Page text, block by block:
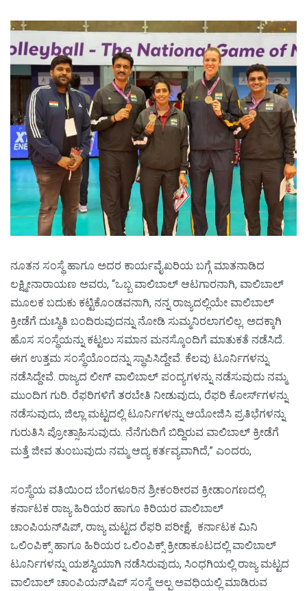
ನೂತನ ಸಂಸ್ಥೆ ಹಾಗೂ ಅದರ ಕಾರ್ಯವೈಖರಿಯ ಬಗ್ಗೆ ಮಾತನಾಡಿದ
ಲಕ್ಷ್ಮೀನಾರಾಯಣ ಅವರು, “ಒಬ್ಬ ವಾಲಿಬಾಲ್‌ ಆಟಗಾರನಾಗಿ, ವಾಲಿಬಾಲ್‌
ಮೂಲಕ ಬದುಕು ಕಟ್ಟಿಕೊಂಡವನಾಗಿ, ನನ್ನ ರಾಜ್ಯದಲ್ಲಿಯೇ ವಾಲಿಬಾಲ್‌
ಕ್ರೀಡೆಗೆ ದುಃಸ್ಥಿತಿ ಬಂದಿರುವುದನ್ನು ನೋಡಿ ಸುಮ್ಮನಿರಲಾಗಲಿಲ್ಲ. ಅದಕ್ಕಾಗಿ
ಹೊಸ ಸಂಸ್ಥೆಯನ್ನು ಕಟ್ಟಲು ಸಮಾನ ಮನಸ್ಕೊಂದಿಗೆ ಮಾತುಕತೆ ನಡೆಸಿದೆ.
ಈಗ ಉತ್ತಮ ಸಂಸ್ಥೆಯೊಂದನ್ನು ಸ್ಥಾಪಿಸಿದ್ದೇವೆ. ಕೆಲವು ಟೂರ್ನಿಗಳನ್ನು
ನಡೆಸಿದ್ದೇವೆ. ರಾಜ್ಯದ ಲೀಗ್‌ ವಾಲಿಬಾಲ್‌ ಪಂದ್ಯಗಳನ್ನು ನಡೆಸುವುದು ನಮ್ಮ
ಮುಂದಿಗ ಗುರಿ. ರೆಫರಿಗಳಿಗೆ ತರಬೇತಿ ನೀಡುವುದು, ರೆಫರಿ ಕೋರ್ಸ್‌ಗಳನ್ನು
ನಡೆಸುವುದು, ಜಿಲ್ಲಾ ಮಟ್ಟದಲ್ಲಿ ಟೂರ್ನಿಗಳನ್ನು ಆಯೋಜಿಸಿ ಪ್ರತಿಭೆಗಳನ್ನು
ಗುರುತಿಸಿ ಪ್ರೋತ್ಸಾಹಿಸುವುದು. ನೆನೆಗುದಿಗೆ ಬಿದ್ದಿರುವ ವಾಲಿಬಾಲ್‌ ಕ್ರೀಡೆಗೆ
ಮತ್ತೆ ಜೀವ ತುಂಬುವುದು ನಮ್ಮ ಆದ್ಯ ಕರ್ತವ್ಯವಾಗಿದೆ,” ಎಂದರು,
ಸಂಸ್ಥೆಯ ವತಿಯಿಂದ ಬೆಂಗಳೂರಿನ ಶ್ರೀಕಂಠೀರವ ಕ್ರೀಡಾಂಗಣದಲ್ಲಿ
ಕರ್ನಾಟಕ ರಾಜ್ಯ ಹಿರಿಯರ ಹಾಗೂ ಕಿರಿಯರ ವಾಲಿಬಾಲ್‌
ಚಾಂಪಿಯನ್‌ಷಿಪ್‌, ರಾಜ್ಯ ಮಟ್ಟದ ರೆಫರಿ ಪರೀಕ್ಷೆ, ಕರ್ನಾಟಕ ಮಿನಿ
ಒಲಿಂಪಿಕ್ಸ್‌ ಹಾಗೂ ಹಿರಿಯರ ಒಲಿಂಪಿಕ್ಸ್‌ ಕ್ರೀಡಾಕೂಟದಲ್ಲಿ ವಾಲಿಬಾಲ್‌
ಟೂರ್ನಿಗಳನ್ನು ಯಶಸ್ವಿಯಾಗಿ ನಡೆಸಿರುವುದು, ಸಿಂಧಗಿಯಲ್ಲಿ ರಾಜ್ಯ ಮಟ್ಟದ
ವಾಲಿಬಾಲ್‌ ಚಾಂಪಿಯನ್‌ಷಿಪ್‌ ಸಂಸ್ಥೆ ಅಲ್ಪ ಅವಧಿಯಲ್ಲಿ ಮಾಡಿರುವ